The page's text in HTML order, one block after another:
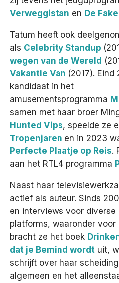
Verweggistan en De
Tatum heeft ook
als Celebrity Standup
wegen van de Wereld
Vakantie Van (2017). Eind
kandidaat in het
amusementsprogramma
samen met haar broer
Hunted Vips, speelde ze
Tropenjaren en in 2023
Perfecte Plaatje op Reis.
aan het RTL4 programma
Naast haar
actief als auteur. Sinds
en interviews voor diverse
platforms, waaronder voor
bracht ze het boek
dat je Bemind wordt uit,
schrijft over haar
algemeen en het